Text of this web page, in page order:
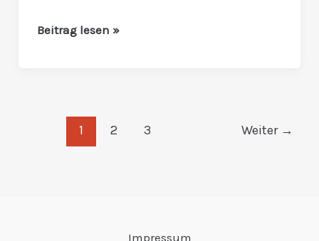
Beitrag lesen »
1 2 3 Weiter →
Impressum